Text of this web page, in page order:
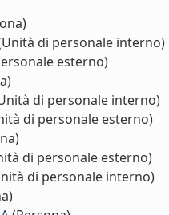
di personale interno)
esterno)
di personale interno)
di personale esterno)
di personale esterno)
di personale interno)